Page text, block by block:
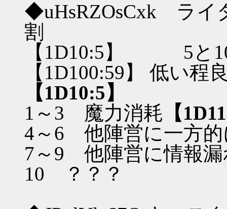
◆uHsRZOsCxk ラ
割
【1D10:5】 5と
【1D100:59】 低い
【1D10:5】
1～3 魔力消耗 【
4～6 他陣営に一方
7～9 他陣営に情報漏
10 ？？？